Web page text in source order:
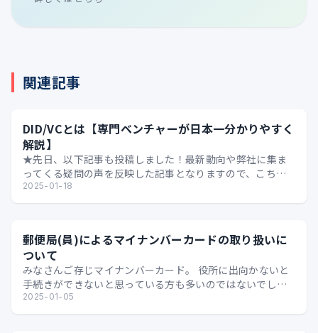
関連記事
DID/VCとは【専門ベンチャーが日本一分かりやすく
解説】
★先日、以下記事も投稿しました！最新動向や弊社に集ま
ってくる疑問の声を反映した記事となりますので、こちら
もおススメです★ ビジネスマンのためのDID/VC【そも…
2025-01-18
郵便局(員)によるマイナンバーカードの取り扱いに
ついて
みなさんご存じマイナンバーカード。 役所に出向かないと
手続きができないと思っている方も多いのではないでしょ
うか。 先日、たまたま 以下のような資料 を発見し「郵…
2025-01-05